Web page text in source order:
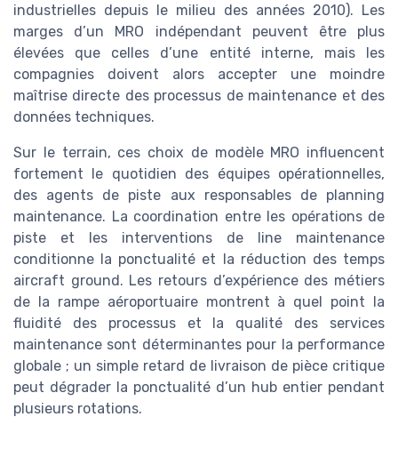
industrielles depuis le milieu des années 2010). Les
marges d’un MRO indépendant peuvent être plus
élevées que celles d’une entité interne, mais les
compagnies doivent alors accepter une moindre
maîtrise directe des processus de maintenance et des
données techniques.
Sur le terrain, ces choix de modèle MRO influencent
fortement le quotidien des équipes opérationnelles,
des agents de piste aux responsables de planning
maintenance. La coordination entre les opérations de
piste et les interventions de line maintenance
conditionne la ponctualité et la réduction des temps
aircraft ground. Les retours d’expérience des métiers
de la rampe aéroportuaire montrent à quel point la
fluidité des processus et la qualité des services
maintenance sont déterminantes pour la performance
globale ; un simple retard de livraison de pièce critique
peut dégrader la ponctualité d’un hub entier pendant
plusieurs rotations.